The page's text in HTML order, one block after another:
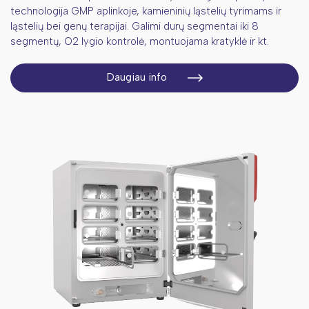
standartai
Molekulinei biologijai skirti reagentai
Reagentai maisto ir aplinkos testavimui
Gilių šulinėlių plokštelės (DWP)
Buteliai
Priemonės skirtos mėginių svėrimui
Porceliano priemonės
Laboratorinė apranga
technologija GMP aplinkoje, kamieninių ląstelių tyrimams ir
ląstelių bei genų terapijai. Galimi durų segmentai iki 8
segmentų, O2 lygio kontrolė, montuojama kratyklė ir kt.
Daugiau info